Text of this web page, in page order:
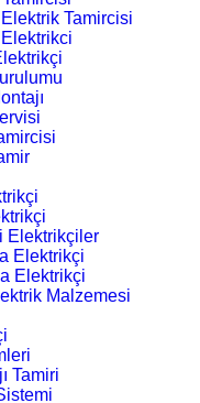
Elektrik Tamircisi
Elektrikci
Elektrikçiler
Elektrikçi
Elektrikçi
Malzemesi
Tamiri